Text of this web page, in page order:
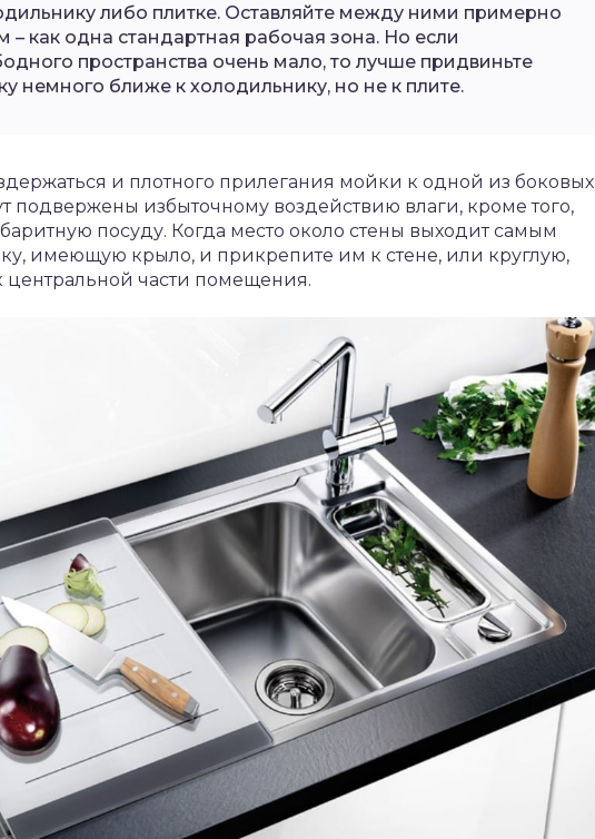
либо плитке. Оставляйте между ними примерно
– как одна стандартная рабочая зона. Но если
пространства очень мало, то лучше придвиньте
немного ближе к холодильнику, но не к плите.
и плотного прилегания мойки к одной из боковых
подвержены избыточному воздействию влаги, кроме того,
посуду. Когда место около стены выходит самым
имеющую крыло, и прикрепите им к стене, или круглую,
центральной части помещения.